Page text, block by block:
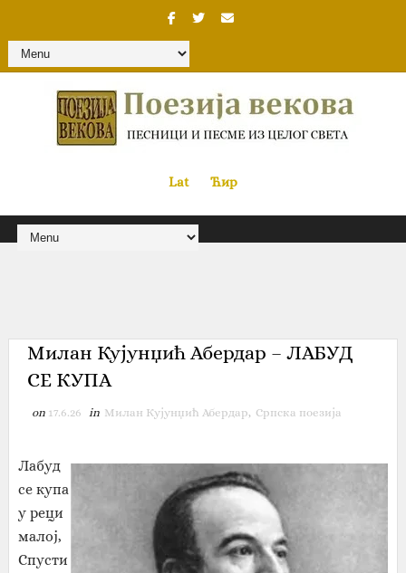
Lat« Ћир
Милан Кујунџић Абердар – ЛАБУД
СЕ КУПА
on 17.6.26 in Милан Кујунџић Абердар, Српска поезија
Лабуд
се купа
у реци
малој,
Спусти